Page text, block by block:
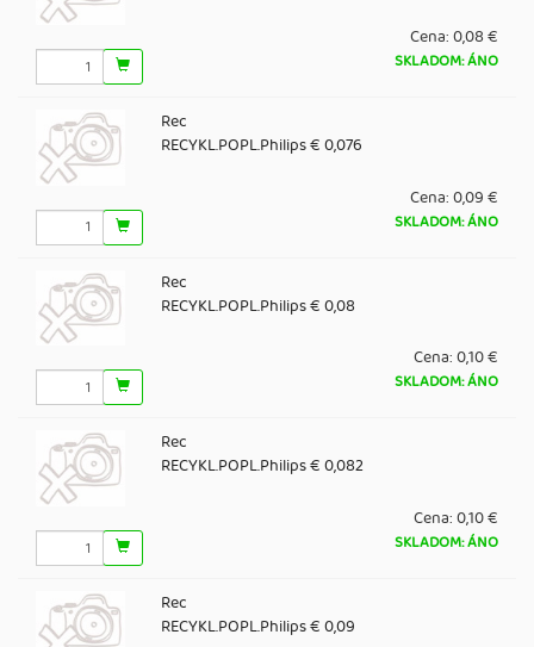
Cena:0,08 €
SKLADOM: ÁNO
Rec
RECYKL.POPL.Philips € 0,076
Cena:0,09 €
SKLADOM: ÁNO
Rec
RECYKL.POPL.Philips € 0,08
Cena:0,10 €
SKLADOM: ÁNO
Rec
RECYKL.POPL.Philips € 0,082
Cena:0,10 €
SKLADOM: ÁNO
Rec
RECYKL.POPL.Philips € 0,09